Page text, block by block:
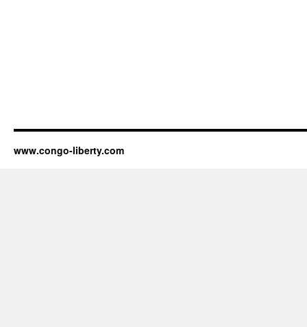
www.congo-liberty.com